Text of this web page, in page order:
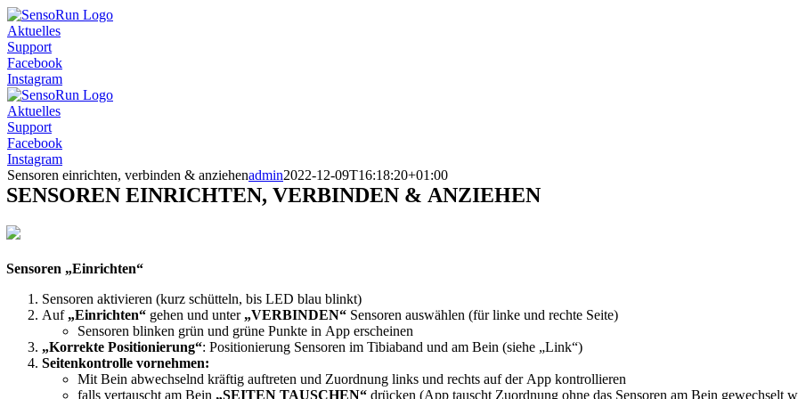
Skip
to
content
Aktuelles
Support
Facebook
Instagram
Aktuelles
Support
Facebook
Instagram
Sensoren einrichten, verbinden & anziehenadmin2022-12-09T16:18:20+01:00
SENSOREN EINRICHTEN, VERBINDEN & ANZIEHEN
Sensoren „Einrichten“
Sensoren aktivieren (kurz schütteln, bis LED blau blinkt)
Auf „Einrichten“ gehen und unter „VERBINDEN“ Sensoren auswählen (für linke und rechte Seite)
Sensoren blinken grün und grüne Punkte in App erscheinen
„Korrekte Positionierung“: Positionierung Sensoren im Tibiaband und am Bein (siehe „Link“)
Seitenkontrolle vornehmen:
Mit Bein abwechselnd kräftig auftreten und Zuordnung links und rechts auf der App kontrollieren
falls vertauscht am Bein „SEITEN TAUSCHEN“ drücken (App tauscht Zuordnung ohne das Sensoren am Bein gewechselt